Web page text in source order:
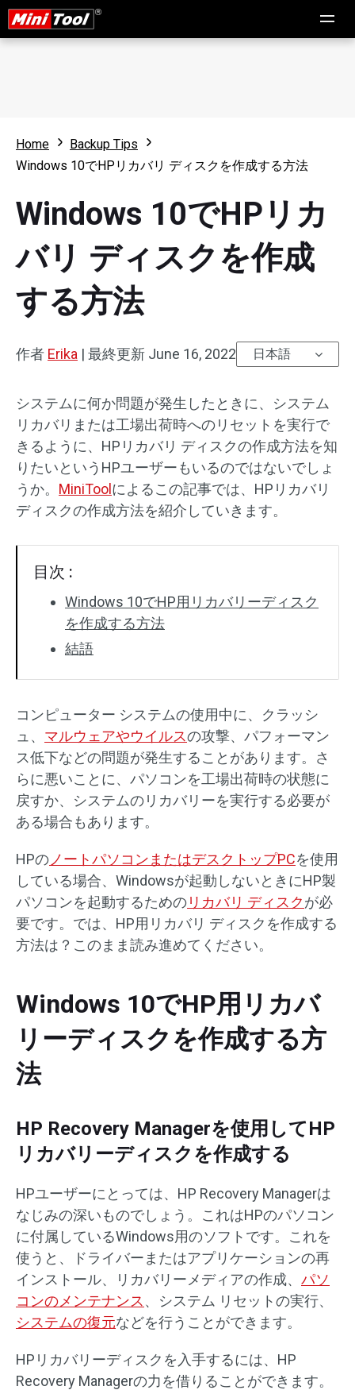
Home
Backup Tips
Windows 10でHPリカバリ ディスクを作成する方法
Windows 10でHPリカ
バリ ディスクを作成
する方法
作者 Erika | 最終更新 June 16, 2022 日本語
システムに何か問題が発生したときに、システム
リカバリまたは工場出荷時へのリセットを実行で
きるように、HPリカバリ ディスクの作成方法を知
りたいというHPユーザーもいるのではないでしょ
うか。 MiniTool によるこの記事では、HPリカバリ
ディスクの作成方法を紹介していきます。
目次 :
Windows 10でHP用リカバリーディスク
を作成する方法
結語
コンピューター システムの使用中に、クラッシ
ュ、 マルウェアやウイルスの攻撃、パフォーマン
ス低下などの問題が発生することがあります。さ
らに悪いことに、パソコンを工場出荷時の状態に
戻すか、システムのリカバリーを実行する必要が
ある場合もあります。
HPの ノートパソコンまたはデスクトップPCを使用
している場合、Windowsが起動しないときにHP製
パソコンを起動するためのリカバリ ディスクが必
要です。では、HP用リカバリ ディスクを作成する
方法は？このまま読み進めてください。
Windows 10でHP用リカバ
リーディスクを作成する方
法
HP Recovery Managerを使用してHP
リカバリーディスクを作成する
HPユーザーにとっては、HP Recovery Managerは
なじみの深いものでしょう。これはHPのパソコン
に付属しているWindows用のソフトです。これを
使うと、ドライバーまたはアプリケーションの再
インストール、リカバリーメディアの作成、 パソ
コンのメンテナンス 、システム リセットの実行、
システムの復元などを行うことができます。
HPリカバリーディスクを入手するには、HP
Recovery Managerの力を借りることができます。